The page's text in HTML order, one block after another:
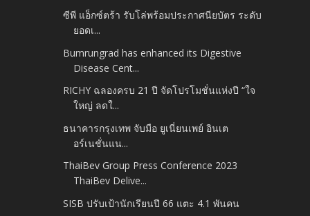
ซีพี แอ็กซ์ตร้า รับโล่พร้อมประกาศนียบัตร ระดับ
ยอดเ...
Bumrungrad has enhanced its Digestive
Disease Cent...
RICHY ฉลองครบ 21 ปี จัดโปรโมชั่นแห่งปี “ใจ
ใหญ่ ลดใ...
ธนาคารกรุงเทพ จับมือ ยูเนี่ยนเพย์ อินเต
อร์เนชั่นแน...
ThaiBev Group Press Conference 2023
ThaiBev Delive...
SISB ปรับเป้านักเรียนปี 66 แตะ 4.1 พันคน